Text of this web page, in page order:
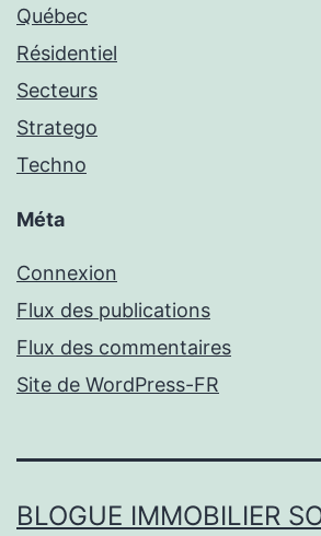
Québec
Résidentiel
Secteurs
Stratego
Techno
Méta
Connexion
Flux des publications
Flux des commentaires
Site de WordPress-FR
BLOGUE IMMOBILIER